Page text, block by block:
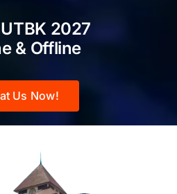
2027
& Offline
Us Now!